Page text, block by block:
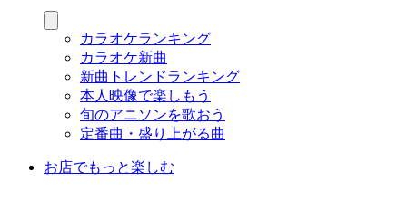
カラオケランキング
カラオケ新曲
新曲トレンドランキング
本人映像で楽しもう
旬のアニソンを歌おう
定番曲・盛り上がる曲
お店でもっと楽しむ